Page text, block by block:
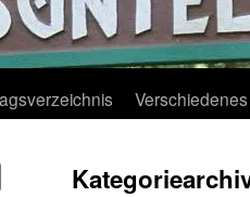
Verschiedenes